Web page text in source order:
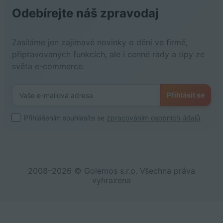
Odebírejte náš zpravodaj
Zasíláme jen zajímavé novinky o dění ve firmě,
připravovaných funkcích, ale i cenné rady a tipy ze
světa e-commerce.
Přihlásit se
Přihlášením souhlasíte se zpracováním osobních údajů
2008–2026 © Golemos s.r.o. Všechna práva
vyhrazena